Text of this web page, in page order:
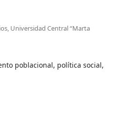
Universidad Central “Marta
poblacional, política social,